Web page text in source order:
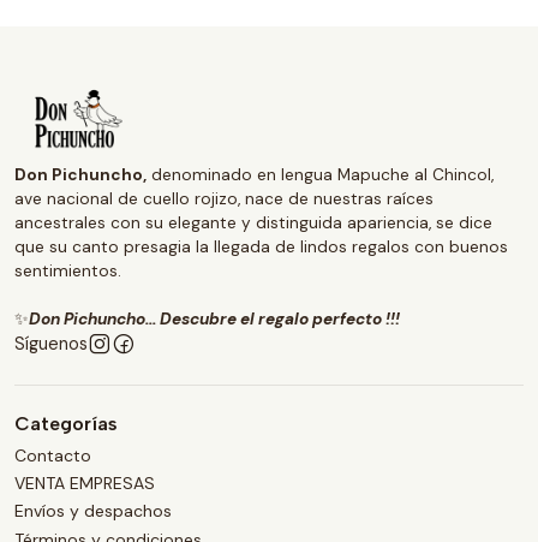
Don Pichuncho, denominado en lengua Mapuche al Chincol,
ave nacional de cuello rojizo, nace de nuestras raíces
ancestrales con su elegante y distinguida apariencia, se dice
que su canto presagia la llegada de lindos regalos con buenos
sentimientos.
✨Don Pichuncho... Descubre el regalo perfecto !!!
Síguenos
Categorías
Contacto
VENTA EMPRESAS
Envíos y despachos